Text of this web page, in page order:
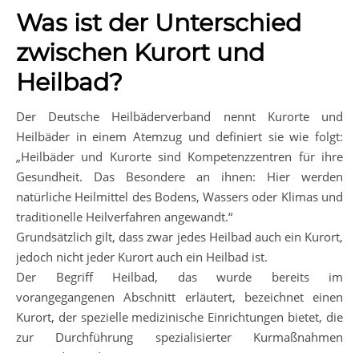
Was ist der Unterschied
zwischen Kurort und
Heilbad?
Der Deutsche Heilbäderverband nennt Kurorte und
Heilbäder in einem Atemzug und definiert sie wie folgt:
„Heilbäder und Kurorte sind Kompetenzzentren für ihre
Gesundheit. Das Besondere an ihnen: Hier werden
natürliche Heilmittel des Bodens, Wassers oder Klimas und
traditionelle Heilverfahren angewandt.“
Grundsätzlich gilt, dass zwar jedes Heilbad auch ein Kurort,
jedoch nicht jeder Kurort auch ein Heilbad ist.
Der Begriff Heilbad, das wurde bereits im
vorangegangenen Abschnitt erläutert, bezeichnet einen
Kurort, der spezielle medizinische Einrichtungen bietet, die
zur Durchführung spezialisierter Kurmaßnahmen